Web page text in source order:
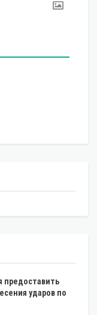
предоставить
ударов по